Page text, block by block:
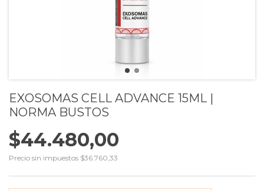
EXOSOMAS CELL ADVANCE 15ML |
NORMA BUSTOS
$44.480,00
Precio sin impuestos $36.760,33